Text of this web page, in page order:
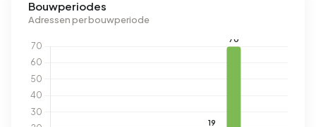
Bouwperiodes
Adressen per bouwperiode